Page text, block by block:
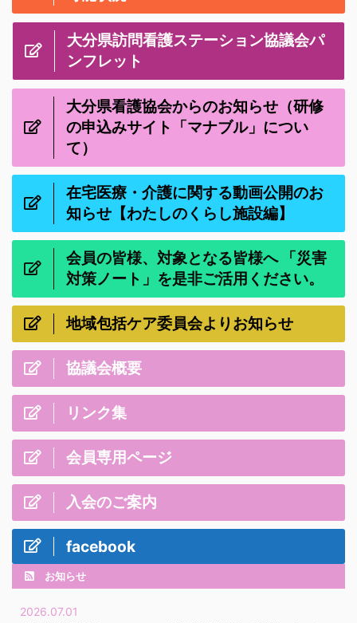
大分県訪問看護ステーション協議会パ
ンフレット
大分県看護協会からのお知らせ（研修
の申込みサイト「マナブル」につい
て）
在宅医療・介護に関する動画公開のお
知らせ【わたしのくらし施設編】
会員の皆様、対象となる皆様へ 「災害
対策ノート」を是非ご活用ください。
地域包括ケア委員会よりお知らせ
協議会概要
リンク集
会員専用ページ
入会のご案内
facebook
お知らせ
2026.07.01